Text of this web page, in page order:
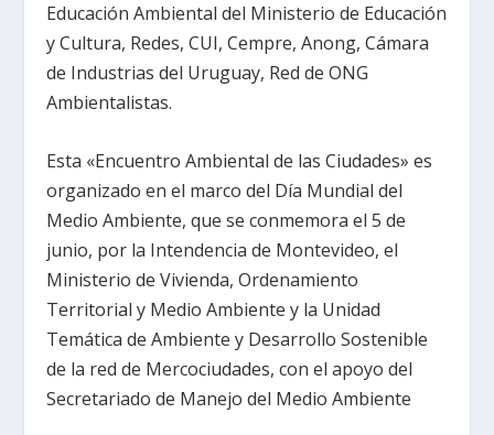
Educación Ambiental del Ministerio de Educación
y Cultura, Redes, CUI, Cempre, Anong, Cámara
de Industrias del Uruguay, Red de ONG
Ambientalistas.
Esta «Encuentro Ambiental de las Ciudades» es
organizado en el marco del Día Mundial del
Medio Ambiente, que se conmemora el 5 de
junio, por la Intendencia de Montevideo, el
Ministerio de Vivienda, Ordenamiento
Territorial y Medio Ambiente y la Unidad
Temática de Ambiente y Desarrollo Sostenible
de la red de Mercociudades, con el apoyo del
Secretariado de Manejo del Medio Ambiente